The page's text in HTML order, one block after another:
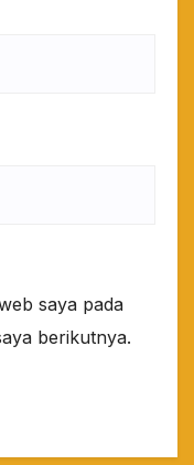
saya pada
berikutnya.